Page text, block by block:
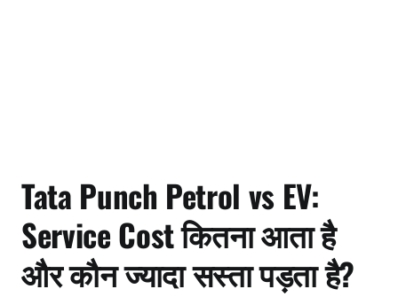
Tata Punch Petrol vs EV:
Service Cost कितना आता है
और कौन ज्यादा सस्ता पड़ता है?